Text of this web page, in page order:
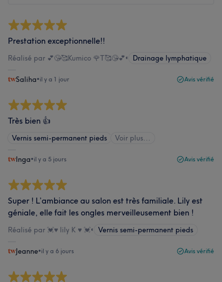
Prestation exceptionnelle!!
Réalisé par 💕😘🥰Kumico 🌹T🥰😘💕• Drainage lymphatique
Saliha•il y a 1 jour Avis vérifié
Très bien 👍
Vernis semi-permanent pieds Voir plus...
Inga•il y a 5 jours Avis vérifié
Super ! L’ambiance au salon est très familiale. Lily est
géniale, elle fait les ongles merveilleusement bien !
Réalisé par 💓♥️ lily K ♥️ 💓• Vernis semi-permanent pieds
Jeanne•il y a 6 jours Avis vérifié